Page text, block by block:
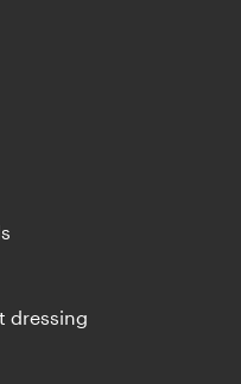
dressing